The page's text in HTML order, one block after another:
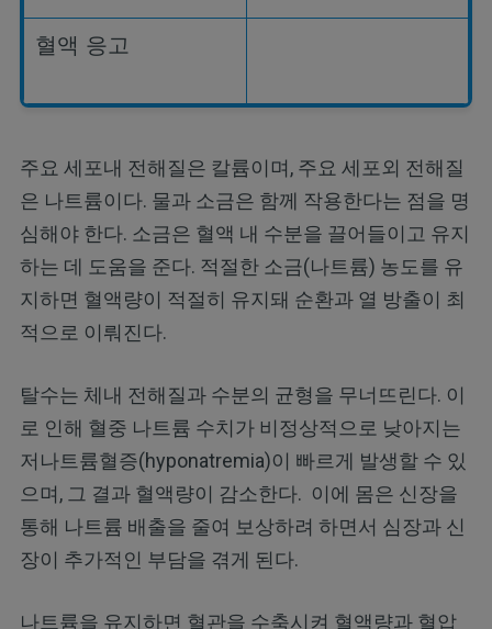
혈액 응고
주요 세포내 전해질은 칼륨이며, 주요 세포외 전해질
은 나트륨이다. 물과 소금은 함께 작용한다는 점을 명
심해야 한다. 소금은 혈액 내 수분을 끌어들이고 유지
하는 데 도움을 준다. 적절한 소금(나트륨) 농도를 유
지하면 혈액량이 적절히 유지돼 순환과 열 방출이 최
적으로 이뤄진다.
탈수는 체내 전해질과 수분의 균형을 무너뜨린다. 이
로 인해 혈중 나트륨 수치가 비정상적으로 낮아지는
저나트륨혈증(hyponatremia)이 빠르게 발생할 수 있
으며, 그 결과 혈액량이 감소한다. 이에 몸은 신장을
통해 나트륨 배출을 줄여 보상하려 하면서 심장과 신
장이 추가적인 부담을 겪게 된다.
나트륨을 유지하면 혈관을 수축시켜 혈액량과 혈압